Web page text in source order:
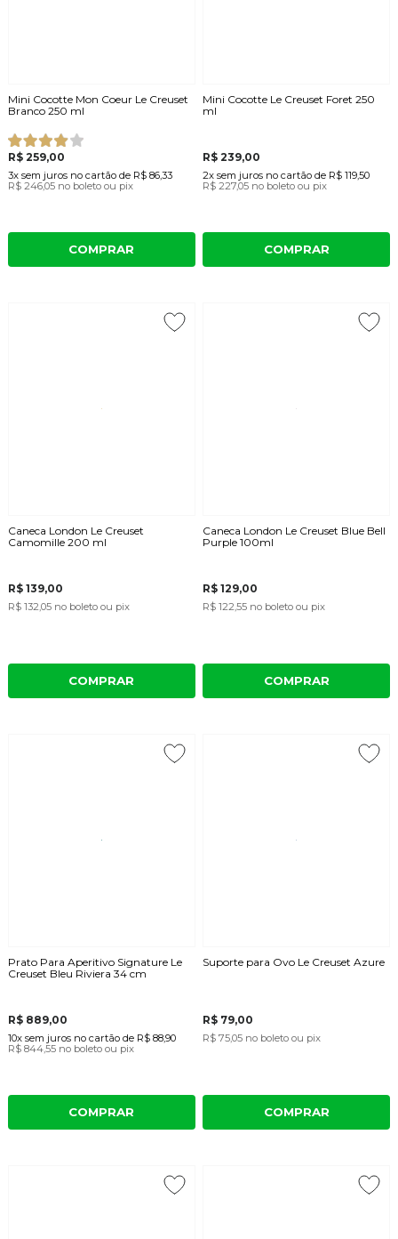
Mini Cocotte Mon Coeur Le Creuset
Branco 250 ml
R$ 259,00
3x sem juros no cartãode R$ 86,33
R$ 246,05 no boleto ou pix
COMPRAR
Mini Cocotte Le Creuset Foret 250
ml
R$ 239,00
2x sem juros no cartão de R$ 119,50
R$ 227,05 no boleto ou pix
COMPRAR
Caneca London Le Creuset
Camomille 200 ml
R$ 139,00
R$ 132,05 no boleto ou pix
COMPRAR
Caneca London Le Creuset Blue Bell
Purple 100ml
R$ 129,00
R$ 122,55 no boleto ou pix
COMPRAR
Prato Para Aperitivo Signature Le
Creuset Bleu Riviera 34 cm
R$ 889,00
10x sem juros no cartãode R$ 88,90
R$ 844,55 no boleto ou pix
COMPRAR
Suporte para Ovo Le Creuset Azure
R$ 79,00
R$ 75,05 no boleto ou pix
COMPRAR